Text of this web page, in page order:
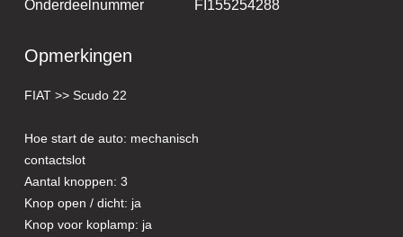
Onderdeelnummer
FI155254288
Opmerkingen
FIAT >> Scudo 22
Hoe start de auto: mechanisch
contactslot
Aantal knoppen: 3
Knop open / dicht: ja
Knop voor koplamp: ja